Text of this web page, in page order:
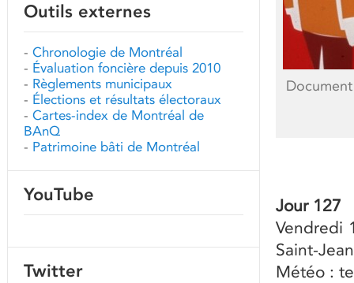
Jour 127
Vendredi
Saint-
Météo :
Outils externes
- Chronologie de Montréal
- Évaluation foncière depuis 2010
- Règlements municipaux
- Élections et résultats électoraux
- Cartes-index de Montréal de
BAnQ
- Patrimoine bâti de Montréal
YouTube
Twitter